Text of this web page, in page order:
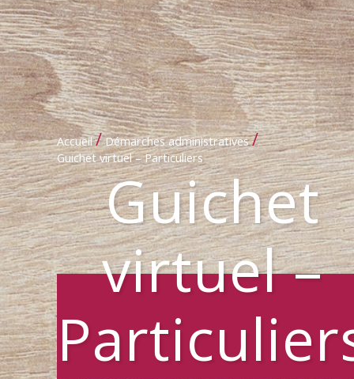
Accueil / Démarches administratives /
Guichet virtuel – Particuliers
Guichet
virtuel –